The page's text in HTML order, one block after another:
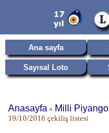
Ana sayfa
Sayısal Loto
Anasayfa » Milli Piyango
19/10/2016 çekiliş listesi